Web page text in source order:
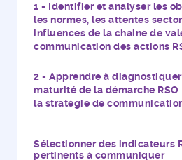
Identifier et analyser les
les normes, les attentes
influences de la chaine de
communication des actions
Apprendre à
maturité de la démarche
la stratégie de
Sélectionner des indicateurs
pertinents à communiquer